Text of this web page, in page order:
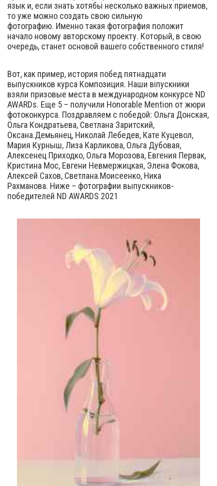
язык и, если знать хотябьі несколько важных приемов,
то уже можно создать свою сильную
фотографию. Именно такая фотография положит
начало новому авторскому проекту. Который, в свою
очередь, станет основой вашего собственного стиля!
Вот, как пример, история побед пятнадцати
выпускников курса Композиция. Наши віпускники
взяли призовые места в международном конкурсе ND
AWARDs. Еще 5 – получили Honorable Mention от жюри
фотоконкурса. Поздравляем с победой: Ольга Донская,
Ольга Кондратьева, Светлана Заритский,
Оксана.Демьянец, Николай Лебедев, Кате Куцевол,
Мария Курныш, Лиза Карликова, Ольга Дубовая,
Алексенец Приходко, Ольга Морозова, Евгения Первак,
Кристина Мос, Евгени Невмержицкая, Элена Фокова,
Алексей Сахов, Светлана.Моисеенко, Ника
Рахманова. Ниже – фотографии выпускников-
победителей ND AWARDS 2021